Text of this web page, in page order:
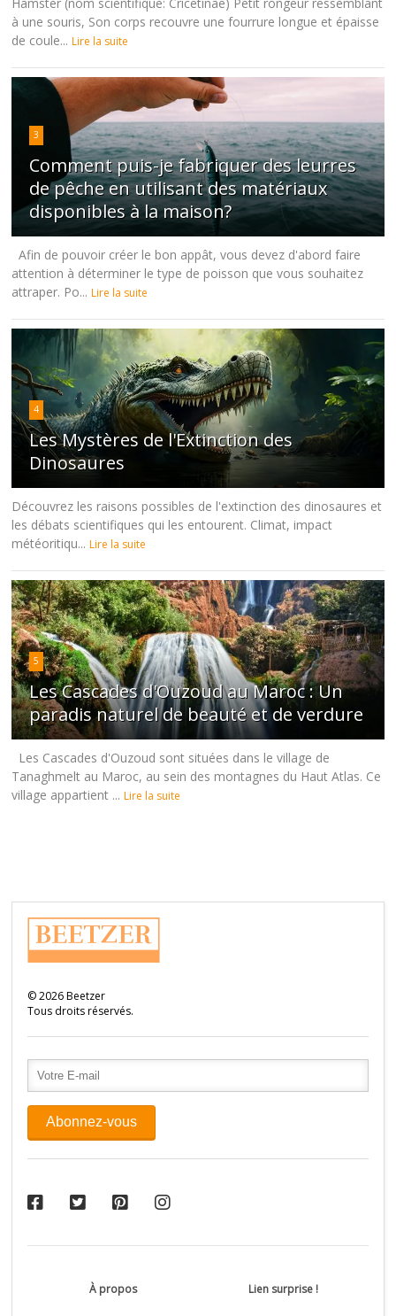
à une souris, Son corps recouvre une fourrure longue et épaisse
de coule... Lire la suite
3
Comment puis-je fabriquer des leurres
de pêche en utilisant des matériaux
disponibles à la maison?
Afin de pouvoir créer le bon appât, vous devez d'abord faire
attention à déterminer le type de poisson que vous souhaitez
attraper. Po... Lire la suite
4
Les Mystères de l'Extinction des
Dinosaures
Découvrez les raisons possibles de l'extinction des dinosaures et
les débats scientifiques qui les entourent. Climat, impact
météoritiqu... Lire la suite
5
Les Cascades d'Ouzoud au Maroc : Un
paradis naturel de beauté et de verdure
Les Cascades d'Ouzoud sont situées dans le village de
Tanaghmelt au Maroc, au sein des montagnes du Haut Atlas. Ce
village appartient ... Lire la suite
©2026Beetzer
Tous droits réservés.
À propos Lien surprise !